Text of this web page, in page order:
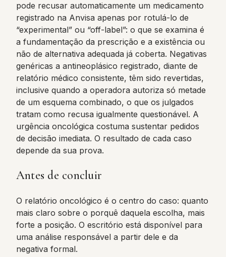
pode recusar automaticamente um medicamento
registrado na Anvisa apenas por rotulá-lo de
“experimental” ou “off-label”: o que se examina é
a fundamentação da prescrição e a existência ou
não de alternativa adequada já coberta. Negativas
genéricas a antineoplásico registrado, diante de
relatório médico consistente, têm sido revertidas,
inclusive quando a operadora autoriza só metade
de um esquema combinado, o que os julgados
tratam como recusa igualmente questionável. A
urgência oncológica costuma sustentar pedidos
de decisão imediata. O resultado de cada caso
depende da sua prova.
Antes de concluir
O relatório oncológico é o centro do caso: quanto
mais claro sobre o porquê daquela escolha, mais
forte a posição. O escritório está disponível para
uma análise responsável a partir dele e da
negativa formal.